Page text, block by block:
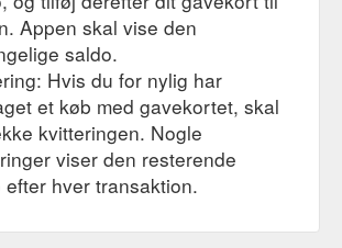
Appen skal vise den
saldo.
Hvis du for nylig har
et køb med gavekortet, skal
kvitteringen. Nogle
viser den resterende
efter hver transaktion.